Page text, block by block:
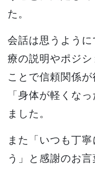
た。
会話は思うよう
療の説明やポジ
ことで信頼関係
「身体が軽くな
ました。
また「いつも丁
う」と感謝のお言